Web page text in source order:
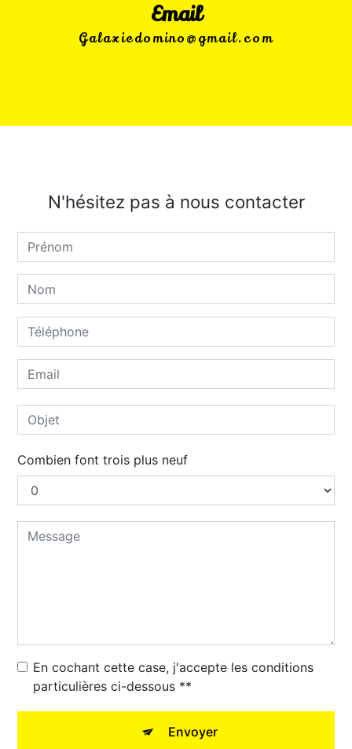
Email
galaxiedomino@gmail.com
N'hésitez pas à nous contacter
Combien font trois plus neuf
En cochant cette case, j'accepte les conditions
particulières ci-dessous **
Envoyer